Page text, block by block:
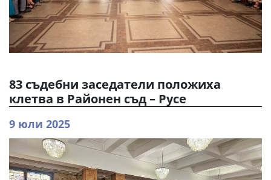
83 съдебни заседатели положиха
клетва в Районен съд – Русе
9 юли 2025